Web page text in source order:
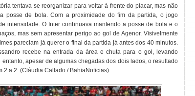
tentava se reorganizar para voltar à frente do placar, mas não
posse de bola. Com a proximidade do fim da partida, o jogo
intensidade. O Inter continuava mantendo a posse de bola e o
mas sem apresentar perigo ao gol de Agenor. Visivelmente
pareciam já querer o final da partida já antes dos 40 minutos.
recebe na entrada da área e chuta para o gol, levando
entanto, apesar de algumas chegadas dos dois lados, o resultado
2 a 2. (Cláudia Callado / BahiaNoticias)